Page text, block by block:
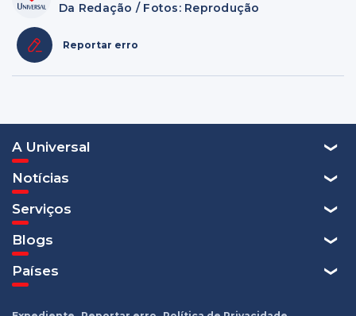
Da Redação / Fotos: Reprodução
Reportar erro
A Universal
Notícias
Serviços
Blogs
Países